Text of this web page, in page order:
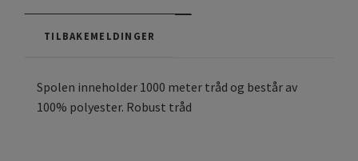
TILBAKEMELDINGER
Spolen inneholder 1000 meter tråd og består av
100% polyester. Robust tråd